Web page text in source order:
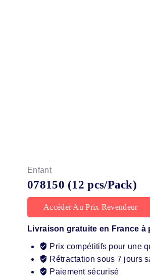
Enfant
078150 (12 pcs/Pack)
Accéder Au Prix Revendeur
Livraison gratuite en France à
Prix compétitifs pour une
Rétractation sous 7 jours
Paiement sécurisé